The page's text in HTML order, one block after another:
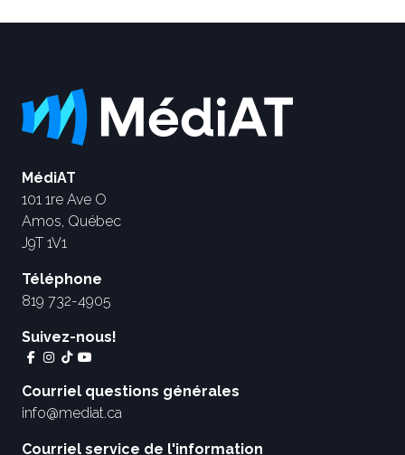
MédiAT
101 1re Ave O
Amos, Québec
J9T 1V1
Téléphone
819 732-4905
Suivez-nous!
Courriel questions générales
info@mediat.ca
Courriel service de l'information